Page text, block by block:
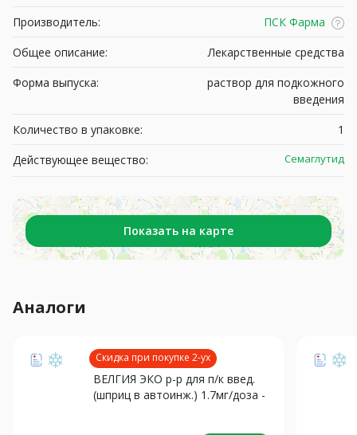
Производитель:
ПСК Фарма
Общее описание:
Лекарственные средства
Форма выпуска:
раствор для подкожного
введения
Количество в упаковке:
1
Действующее вещество:
Семаглутид
Показать на карте
Аналоги
Скидка при покупке 2-ух
ВЕЛГИЯ ЭКО р-р для п/к введ.
(шприц в автоинж.) 1.7мг/доза -